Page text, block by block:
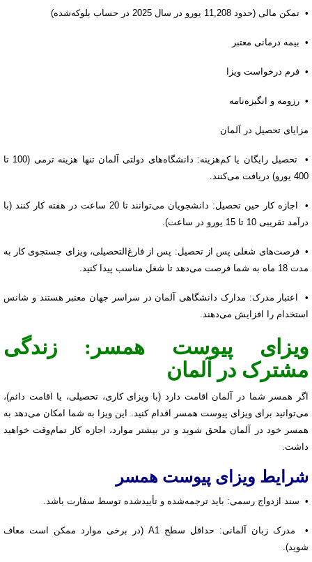
• تمکن مالی (حدود 11,208 یورو در سال 2025 در حساب بلوکه‌شده)
• بیمه درمانی معتبر
• فرم درخواست ویزا
• رزومه و انگیزه‌نامه
مزایای تحصیل در آلمان
• تحصیل رایگان یا کم‌هزینه: دانشگاه‌های دولتی آلمان تنها هزینه ترمی (100 تا
400 یورو) دریافت می‌کنند.
• اجازه کار حین تحصیل: دانشجویان می‌توانند تا 20 ساعت در هفته کار کنند (با
درآمد تقریبی 10 تا 15 یورو در ساعت).
• فرصت‌های شغلی پس از تحصیل: پس از فارغ‌التحصیلی، ویزای جستجوی کار به
مدت 18 ماه به شما فرصت می‌دهد تا شغل مناسب پیدا کنید.
• اعتبار مدرک: مدارک دانشگاهی آلمان در سراسر جهان معتبر هستند و شانس
استخدام را افزایش می‌دهند.
ویزای پیوست همسر: زندگی
مشترک در آلمان
اگر همسر شما در آلمان اقامت دارد (با ویزای کاری، تحصیلی، یا اقامت دائم)،
می‌توانید برای ویزای پیوست همسر اقدام کنید. این ویزا به شما امکان می‌دهد به
همسر خود در آلمان ملحق شوید و در بیشتر موارد، اجازه کار تمام‌وقت خواهید
داشت.
شرایط ویزای پیوست همسر
• سند ازدواج رسمی: باید ترجمه‌شده و تأییدشده توسط سفارت باشد.
• مدرک زبان آلمانی: حداقل سطح A1 (در برخی موارد ممکن است معاف
شوید).